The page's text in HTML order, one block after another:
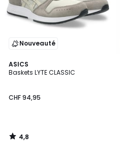
Nouveauté
ASICS
Baskets LYTE CLASSIC
CHF 94,95
4,8
/ 5
4,8
/